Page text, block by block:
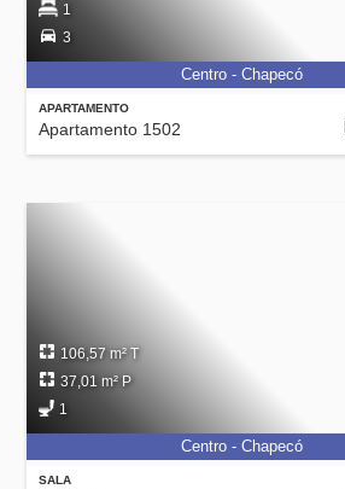
APARTAMENTO
Apartamento 1502
1
3
Centro - Chapecó
SALA
106,57 m² T
37,01 m² P
1
Centro - Chapecó